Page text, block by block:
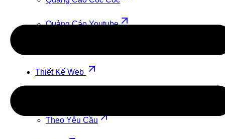
Quảng Cáo Youtube
Thiết Kế Web
Theo Yêu Cầu